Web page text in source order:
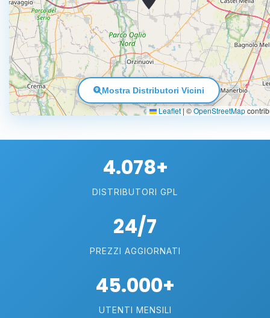
Leaflet| ©OpenStreetMap
Mostra Distributori Vicini
4.078+
DISTRIBUTORI GPL
24/7
PREZZI AGGIORNATI
45.000+
UTENTI MENSILI